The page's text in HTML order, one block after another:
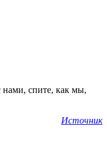
спите, как мы,
Источник